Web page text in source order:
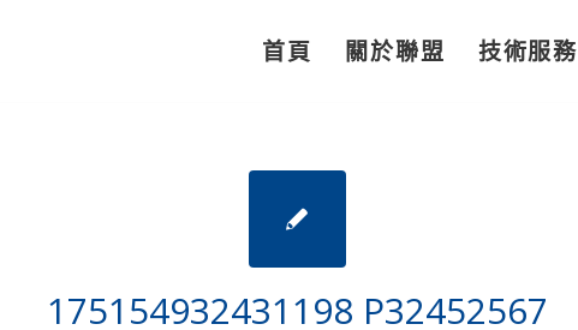
首頁 關於聯盟 技術服務
175154932431198 P32452567